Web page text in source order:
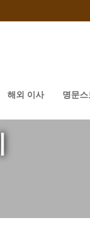
해외 이사 명문스